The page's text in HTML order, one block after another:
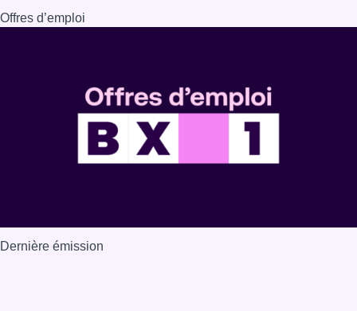
Offres d’emploi
Dernière émission